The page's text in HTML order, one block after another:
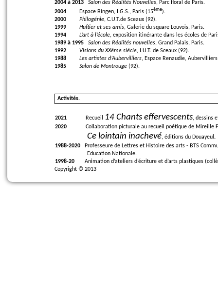
2004 à 2013
Salon des Réalités Nouvelles, Parc floral de Paris.
2004
Espace Bingen, I.G.S., Paris (15ème).
2000
Philogénie, C.U.T.de Sceaux (92).
1999
Huftier et ses amis, Galerie du square Louvois, Paris.
1994
L’art à l’école, exposition itinérante dans les écoles de
1989 à 1995
Salon des Réalités nouvelles, Grand Palais, Paris.
1992
Visions du XXème siècle, I.U.T. de Sceaux (92).
1988
Les artistes d’Aubervilliers, Espace Renaudie,
1985
Salon de Montrouge(92).
Activités.
2021 Recueil 14 Chants effervescents, dessins
2020
Collaboration picturale au recueil poétique de Mireille
Ce lointain inachevé, éditions du Douayeul .
1988-2020
Professeure de Lettres et Histoire des arts - BTS
Education Nationale.
1998-20
Animation d’ateliers d’écriture et d’arts plastiques
Copyright © 2013